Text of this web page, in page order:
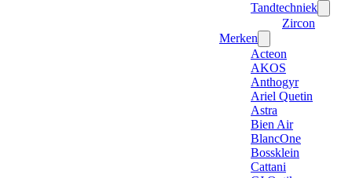
Tandtechniek
Zircon
Merken
Acteon
AKOS
Anthogyr
Ariel Quetin
Astra
Bien Air
BlancOne
Bossklein
Cattani